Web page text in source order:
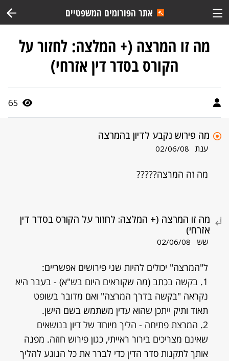
אתר הפורומים המשפטיים
מה זו המרצה (+ המלצה: לחזור על
הקורס בסדר דין אזרחי)
65
מה פירוש נקבע לדיון בהמרצה
ענת 02/06/08
מה זה המרצה?????
מה זו המרצה (+ המלצה: לחזור על הקורס בסדר דין
אזרחי)
שש 02/06/08
ל"המרצה" יכולים להיות שני פירושים אפשריים:
1. בקשה בכתב (מה שקוראים היום בש"א) - בעבר היא
נקראה "בקשה בדרך המרצה" ואם מדובר בשופט
תאוד ותיק ייתכן שהוא עדין משתמש בשם הישן.
2. המרצת פתיחה - הליך מיוחד של דיון בנושאים
שאינם מצריכים בירור ראייתי, כגון פירוש חוזה. מפנה
אותך לתקנות סדר הדין כדי לברר את כל הנוגע להליך